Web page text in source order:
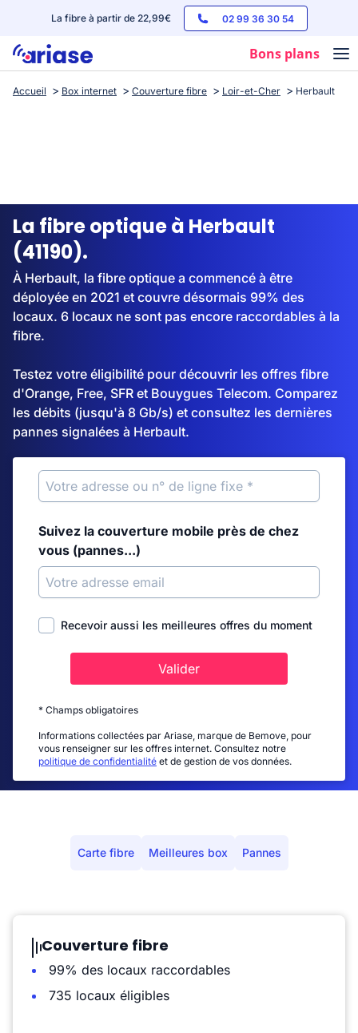
La fibre à partir de 22,99€ 02 99 36 30 54
Bons plans
Box internet
Streaming
Accueil Box internet Couverture fibre Loir-et-Cher Herbault
La fibre optique à Herbault
(41190).
À Herbault, la fibre optique a commencé à être
déployée en 2021 et couvre désormais 99% des
locaux. 6 locaux ne sont pas encore raccordables à la
fibre.
Testez votre éligibilité pour découvrir les offres fibre
d'Orange, Free, SFR et Bouygues Telecom. Comparez
les débits (jusqu'à 8 Gb/s) et consultez les dernières
pannes signalées à Herbault.
Suivez la couverture mobile près de chez
vous (pannes...)
Recevoir aussi les meilleures offres du moment
Valider
* Champs obligatoires
Informations collectées par Ariase, marque de Bemove, pour
vous renseigner sur les offres internet. Consultez notre
politique de confidentialité et de gestion de vos données.
Carte fibre Meilleures box Pannes
Couverture fibre
99% des locaux raccordables
735 locaux éligibles